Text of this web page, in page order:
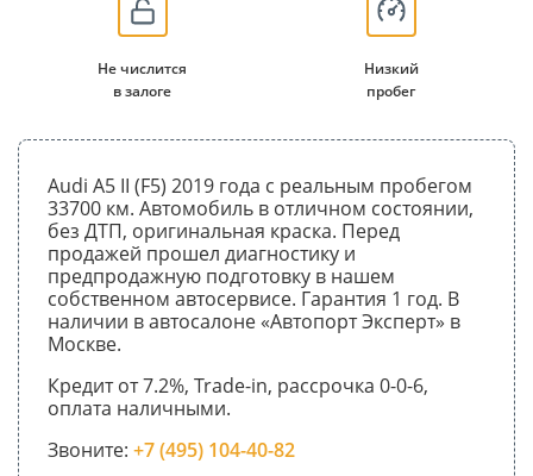
Не числится
в залоге
Низкий
пробег
Audi A5 II (F5) 2019 года с реальным пробегом
33700 км. Автомобиль в отличном состоянии,
без ДТП, оригинальная краска. Перед
продажей прошел диагностику и
предпродажную подготовку в нашем
собственном автосервисе. Гарантия 1 год. В
наличии в автосалоне «Автопорт Эксперт» в
Москве.
Кредит от 7.2%, Trade-in, рассрочка 0-0-6,
оплата наличными.
Звоните: +7 (495) 104-40-82